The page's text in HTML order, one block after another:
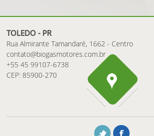
TOLEDO - PR
Rua Almirante Tamandaré, 1662 - Centro
contato@biogasmotores.com.br
+55 45 99107-6738
CEP: 85900-270